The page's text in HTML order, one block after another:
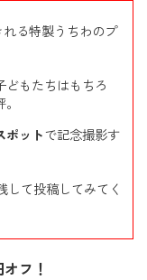
る特製うちわのプ
もたちはもちろ
ポットで記念撮影す
して投稿してみてく
フ！